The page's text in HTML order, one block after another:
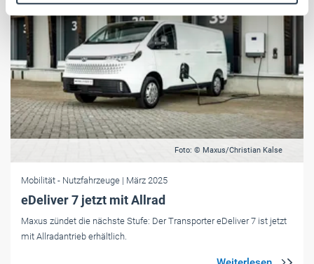
Weitere Informationen:Impressum Datenschutz
Foto: © Maxus/Christian Kalse
Mobilität - Nutzfahrzeuge | März 2025
eDeliver 7 jetzt mit Allrad
Maxus zündet die nächste Stufe: Der Transporter eDeliver 7 ist jetzt
mit Allradantrieb erhältlich.